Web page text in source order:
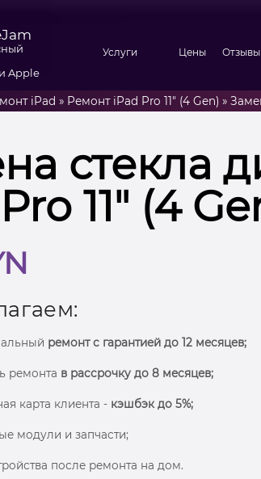
Apple
Услуги Цены Отзывы
iPad » Ремонт iPad Pro 11" (4 Gen) »
стекла
11″ (4
ремонт с гарантией до 12 месяцев;
ремонта в рассрочку до 8 месяцев;
карта клиента - кэшбэк до 5%;
модули и запчасти;
после ремонта на дом.